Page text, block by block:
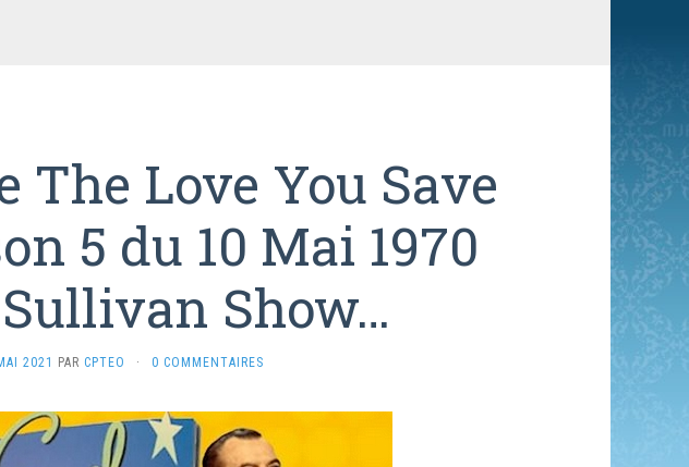
The Love You Save
5 du 10 Mai 1970
Show…
2021 PAR CPTEO · 0 COMMENTAIRES